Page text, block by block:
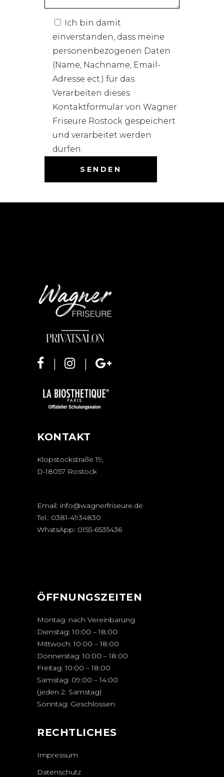
Ich bin damit
einverstanden, dass meine
personenbezogenen Daten
(Name, Nachname, Email-
Adresse ect.) für das
Verarbeiten dieses
Kontaktformular von Wagner
Friseure Rostock gespeichert
und verarbeitet werden
dürfen.
KONTAKT
Klopstockstraße 19,
D-18057 Rostock
Email: info@wagnerfriseure.de
Tel.: 0381-4934830
WhatsApp: 0155-6535436
ÖFFNUNGSZEITEN
Montag: nach Vereinbarung
Dienstag: 10:00 – 18:00
Mittwoch: 10:00 – 18:00
Donnerstag: 10:00 – 18:00
Freitag: 10:00 – 18:00
Samstag: 09:00 – 14:00
(jeden 2. Samstag)
Sonntag: Geschlossen
RECHTLICHES
Impressum
Datenschutz